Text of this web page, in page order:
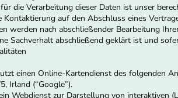
die Verarbeitung dieser Daten ist unser
Kontaktierung auf den Abschluss eines
werden nach abschließender Bearbeitung
Sachverhalt abschließend geklärt ist und
einen Online-Kartendienst des folgenden
Irland (“Google”).
Webdienst zur Darstellung von interaktiven